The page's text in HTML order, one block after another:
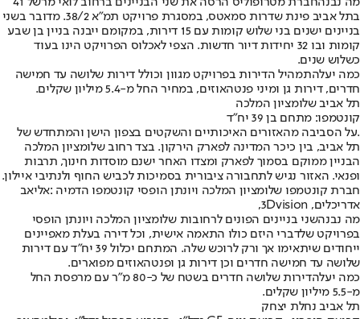
בתל אביב פינת שדרות סמאטס, במסגרת פרויקט תמ"א 38/2. מדובר בשני
בניינים ישנים בני שלוש קומות עם 15 דירות, במקומם ייבנה בניין בן שבע
קומות ובו 32 יחידות דיור חדשות. הצפי לאכלוס הפרויקט הינו בעוד
כשלוש שנים.
כמה יעלהתמהיל הדירות בפרויקט מגוון וכולל דירות שלושה עד חמישה
חדרים, דירות גן ומיני פנטהאוזים, במחיר החל מ-5.4 מיליון שקלים.
תל אביב שלומציון המלכה
קונטמפו: מתחם בן 39 יח״ד
.על הסביבה מהאזורים האיכותיים והשקטים בצפון הישן והמתחדש של
תל אביב, בין כיכר המדינה לפארק הירקון. בצד רחוב שלומציון המלכה
הבניין ממוקם בסמוך לפארק ומצדו האחר ישנם מוסדות חינוך, תרבות
ופנאי. האזור נגיש לתחבורה ציבורית בסמיכות לכביש החוף ולנתיבי איילון.
חברת קונטמפו שלומציון המלכה ויונתן הופסי קונטמפו הדמיה :אליאב
אדריכלים, 3Dvision,
מה נבנהשני בניינים הפונים לרחובות שלומציון המלכה ויונתן הופסי
בפרויקט שלדברי היזם כולו התאמה אישית, וכל דירה בעלת מאפיינים
ייחודים שיתאימו אך ורק לרוכש שלה. המתחם יכלול 39 יח"ד עם דירות
שלושה עד חמישה חדרים וכן דירות גן ופנטהאוזים מפוארים.
כמה יעלה
דירות שלושה חדרים בשטח של כ-80 מ"ר עם מרפסת החל
מ-5.5 מיליון שקלים.
תל אביב נחלת יצחק